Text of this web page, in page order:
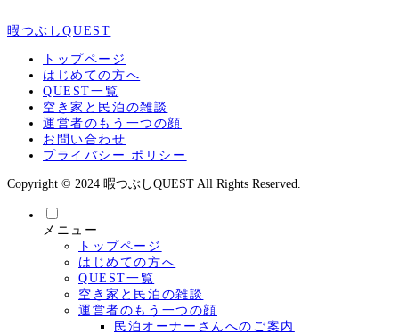
暇つぶしQUEST
トップページ
はじめての方へ
QUEST一覧
空き家と民泊の雑談
運営者のもう一つの顔
お問い合わせ
プライバシー ポリシー
Copyright © 2024 暇つぶしQUEST All Rights Reserved.
メニュー
トップページ
はじめての方へ
QUEST一覧
空き家と民泊の雑談
運営者のもう一つの顔
民泊オーナーさんへのご案内